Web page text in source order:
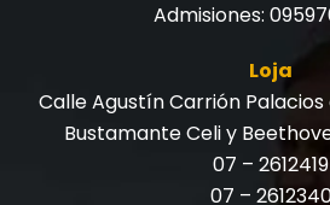
Admisiones:
Loja
Calle Agustín Carrión
Bustamante Celi y
07 – 2612419
07 –